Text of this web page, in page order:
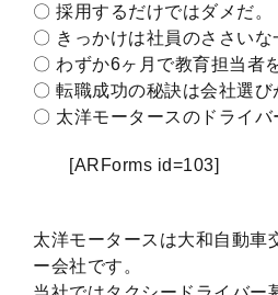
〇 採用するだけではダメだ。
〇 きっかけは社員のささいな
〇 わずか6ヶ月で教育担当者
〇 転職成功の秘訣は会社選び
〇 太洋モータースのドライバ
[ARForms id=103]
太洋モータースは大和自動車
ー会社です。